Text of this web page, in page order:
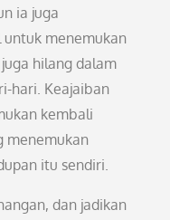
ia juga
menemukan
hilang dalam
hari. Keajaiban
kembali
menemukan
itu sendiri.
dan jadikan